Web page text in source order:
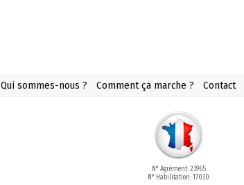
Qui sommes-nous ? Comment ça marche ? Contact
N° Agrément: 23965
N° Habilitation: 17030